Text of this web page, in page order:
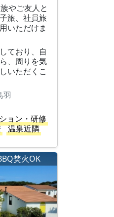
やご友人と
旅、社員旅
いただけま
ており、自
、周りを気
いただくこ
羽
ョン・研修
温泉近隣
焚火OK